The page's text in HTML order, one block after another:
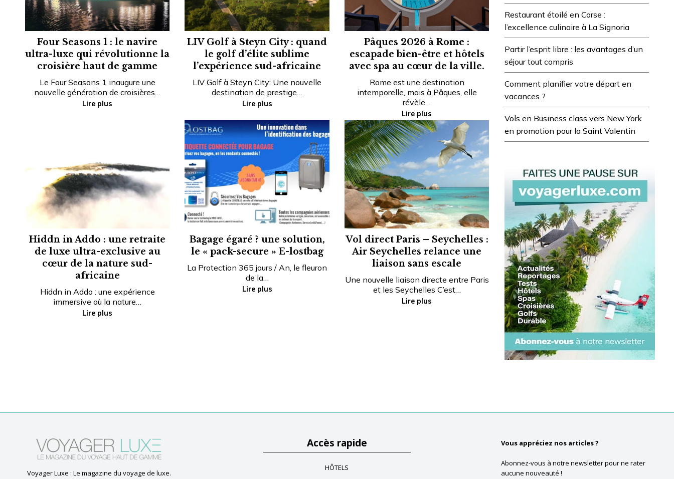
Four Seasons 1 : le navire
ultra-luxe qui révolutionne la
croisière haut de gamme
Le Four Seasons 1 inaugure une
nouvelle génération de croisières…
Lire plus
LIV Golf à Steyn City : quand
le golf d’élite sublime
l’expérience sud-africaine
LIV Golf à Steyn City: Une nouvelle
destination de prestige…
Lire plus
Pâques 2026 à Rome :
escapade bien-être et hôtels
avec spa au cœur de la ville.
Rome est une destination
intemporelle, mais à Pâques, elle
révèle…
Lire plus
Hiddn in Addo : une retraite
de luxe ultra-exclusive au
cœur de la nature sud-
africaine
Hiddn in Addo : une expérience
immersive où la nature…
Lire plus
Bagage égaré ? une solution,
le « pack-secure » E-lostbag
La Protection 365 jours / An, le fleuron
de la…
Lire plus
Vol direct Paris – Seychelles :
Air Seychelles relance une
liaison sans escale
Une nouvelle liaison directe entre Paris
et les Seychelles C’est…
Lire plus
Restaurant étoilé en Corse :
l’excellence culinaire à La Signoria
Partir l’esprit libre : les avantages d’un
séjour tout compris
Comment planifier votre départ en
vacances ?
Vols en Business class vers New York
en promotion pour la Saint Valentin
Voyager Luxe : Le magazine du voyage de luxe.
Accès rapide
HÔTELS
Vous appréciez nos articles ?
Abonnez-vous à notre newsletter pour ne rater
aucune nouveauté !